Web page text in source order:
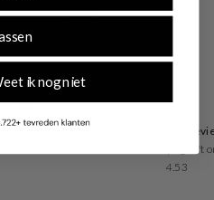
Uitstekende
Trusted Shops geeft
4.53
ik nog niet